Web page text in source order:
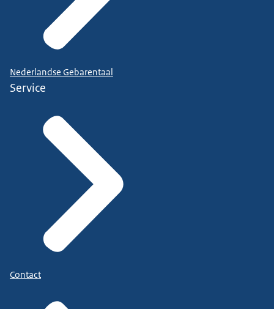
Nederlandse Gebarentaal
Service
Contact